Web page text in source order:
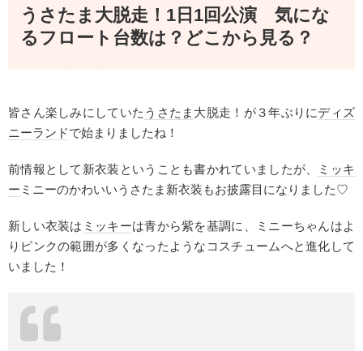
うさたま大脱走！1日1回公演 気にな
るフロート台数は？どこから見る？
皆さん楽しみにしていた うさたま 大脱走！が３年ぶりにディズ
ニーランドで始まりましたね！
前情報として新衣装ということも書かれていましたが、
ミッキ
ー ミニーのかわいいうさたま新衣装もお披露目になりました♡
新しい衣装は ミッキーは青から紫を基調に、ミニーちゃんはよ
りピンクの範囲が多くなったようなコスチュームへと進化して
いました！